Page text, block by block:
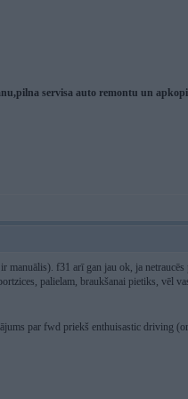
servisa auto remontu un apkopi
manuālis). f31 arī gan jau ok, ja netraucēs
palielam, braukšanai pietiks, vēl
par fwd priekš enthuisastic driving